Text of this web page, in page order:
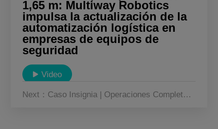
DE
1,65 m: Multiway Robotics
impulsa la actualización de la
automatización logística en
empresas de equipos de
seguridad
Video
Retorno Next：Caso Insignia | Operaciones Completamente Autónomas: La Solución de Montacargas Inteligente de Tres Vías de Multiway Robotics Permite la Actualización Inteligente de un Almacén Europeo de Gran Altura